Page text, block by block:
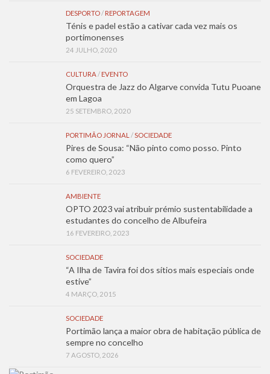
DESPORTO/ REPORTAGEM
Ténis e padel estão a cativar cada vez mais os
portimonenses
24 JULHO, 2020
CULTURA/ EVENTO
Orquestra de Jazz do Algarve convida Tutu Puoane
em Lagoa
25 SETEMBRO, 2020
PORTIMÃO JORNAL /SOCIEDADE
Pires de Sousa: “Não pinto como posso. Pinto
como quero”
6 FEVEREIRO, 2023
AMBIENTE
OPTO 2023 vai atribuir prémio sustentabilidade a
estudantes do concelho de Albufeira
16 FEVEREIRO, 2023
SOCIEDADE
“A Ilha de Tavira foi dos sítios mais especiais onde
estive”
4 MARÇO, 2015
SOCIEDADE
Portimão lança a maior obra de habitação pública de
sempre no concelho
7 AGOSTO, 2026